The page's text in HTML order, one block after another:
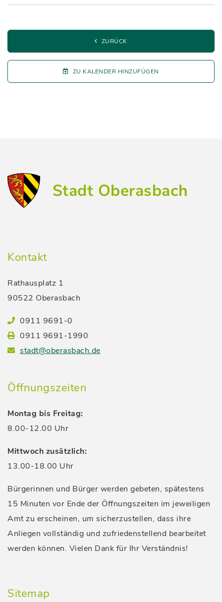
ZURÜCK
ZU KALENDER HINZUFÜGEN
Stadt Oberasbach
Kontakt
Rathausplatz 1
90522 Oberasbach
0911 9691-0
0911 9691-1990
stadt@oberasbach.de
Öffnungszeiten
Montag bis Freitag:
8.00-12.00 Uhr
Mittwoch zusätzlich:
13.00-18.00 Uhr
Bürgerinnen und Bürger werden gebeten, spätestens
15 Minuten vor Ende der Öffnungszeiten im jeweiligen
Amt zu erscheinen, um sicherzustellen, dass ihre
Anliegen vollständig und zufriedenstellend bearbeitet
werden können. Vielen Dank für Ihr Verständnis!
Sitemap